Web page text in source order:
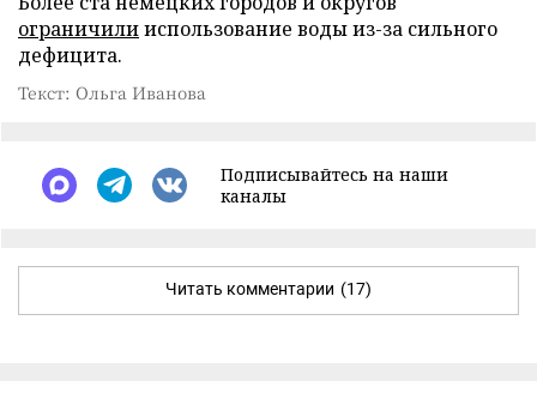
ограничилииспользование воды из-за сильного
дефицита.
Текст: Ольга Иванова
Подписывайтесь на наши
каналы
Читать комментарии (17)